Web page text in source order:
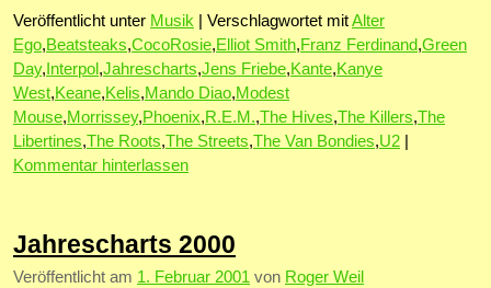
Veröffentlicht unter Musik Verschlagwortet mitAlter
Ego,Beatsteaks,CocoRosie,Elliot Smith,Franz Ferdinand,Green
Day, Interpol ,Jahrescharts,Jens Friebe,Kante,Kanye
West,Keane,Kelis,Mando Diao,Modest
Mouse,Morrissey,Phoenix,R.E.M.,The Hives,The Killers,The
Libertines,The Roots,The Streets,The Van Bondies,U2
Kommentar hinterlassen
Jahrescharts 2000
Veröffentlicht am 1. Februar 2001 von Roger Weil